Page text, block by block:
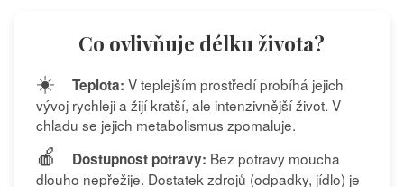
Co ovlivňuje délku života?
☀️ Teplota: V teplejším prostředí probíhá jejich
vývoj rychleji a žijí kratší, ale intenzivnější život. V
chladu se jejich metabolismus zpomaluje.
🍎 Dostupnost potravy: Bez potravy moucha
dlouho nepřežije. Dostatek zdrojů (odpadky, jídlo) je